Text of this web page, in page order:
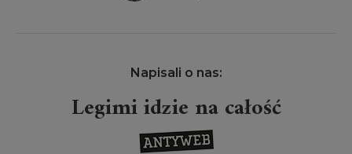
Napisali o nas:
Legimi idzie na całość